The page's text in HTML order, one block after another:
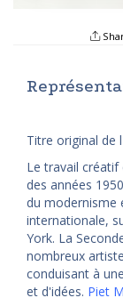
Titre original de
Le travail créatif
des années
du modernisme
internationale,
York. La
nombreux
conduisant à
et d'idées. Piet